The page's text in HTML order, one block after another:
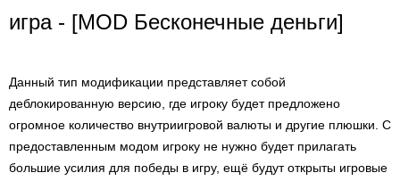
игра - [MOD Бесконечные деньги]
Данный тип модификации представляет собой
деблокированную версию, где игроку будет предложено
огромное количество внутриигровой валюты и другие плюшки. С
предоставленным модом игроку не нужно будет прилагать
большие усилия для победы в игру, ещё будут открыты игровые